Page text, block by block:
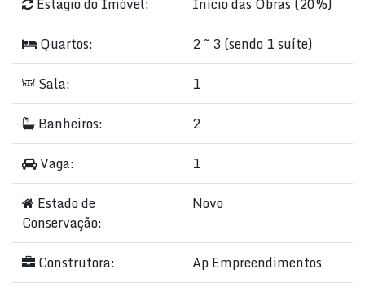
Quartos:
2 ~ 3 (sendo 1 suíte)
Sala:
1
Banheiros:
2
Vaga:
1
Estado de
Conservação:
Novo
Construtora:
Ap Empreendimentos